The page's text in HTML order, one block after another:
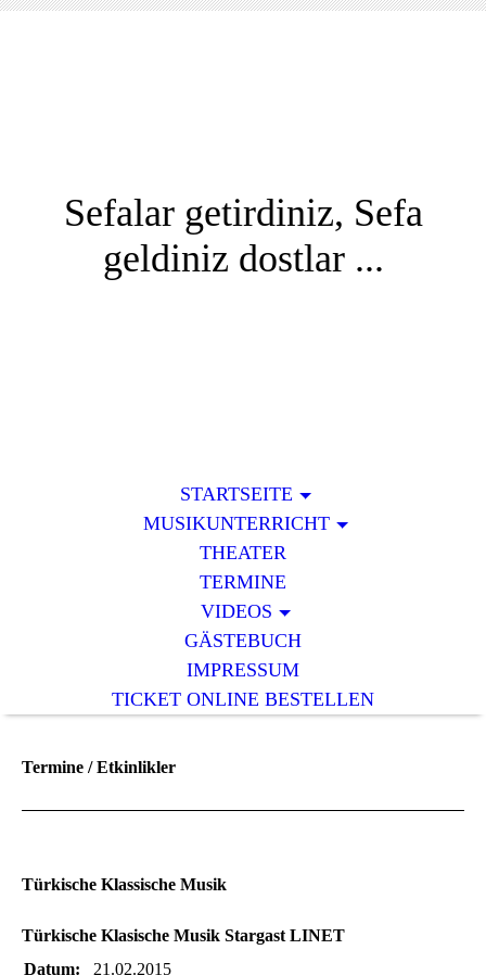
Sefalar getirdiniz, Sefa
geldiniz dostlar ...
STARTSEITE
MUSIKUNTERRICHT
THEATER
TERMINE
VIDEOS
GÄSTEBUCH
IMPRESSUM
TICKET ONLINE BESTELLEN
Termine / Etkinlikler
Türkische Klassische Musik
Türkische Klasische Musik Stargast LINET
Datum:
21.02.2015